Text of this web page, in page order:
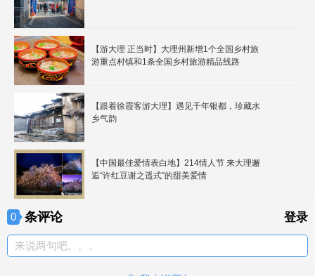
【游大理 正当时】大理州新增1个全国乡村旅
游重点村镇和1条全国乡村旅游精品线路
【跟着徐霞客游大理】遇见千年银都，珍藏水
乡气韵
【中国最佳爱情表白地】214情人节 来大理邂
逅“许红豆谢之遥式”的甜美爱情
0 条评论 登录
来说两句吧。。。